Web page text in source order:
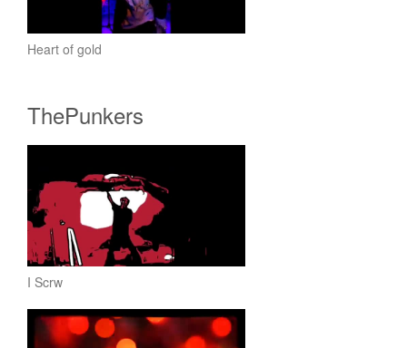
Heart of gold
ThePunkers
I Scrw